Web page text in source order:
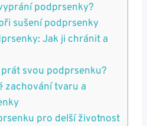
podprsenky?
sušení podprsenky
Jak ji chránit a
svou podprsenku?
zachování tvaru a
pro delší životnost